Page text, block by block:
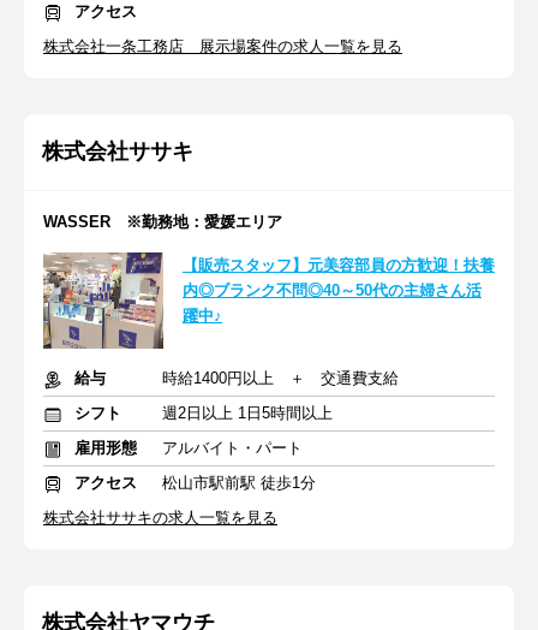
アクセス
株式会社一条工務店 展示場案件の求人一覧を見る
株式会社ササキ
WASSER ※勤務地：愛媛エリア
【販売スタッフ】元美容部員の方歓迎！扶養
内◎ブランク不問◎40～50代の主婦さん活
躍中♪
給与
時給1400円以上 ＋ 交通費支給
シフト
週2日以上 1日5時間以上
雇用形態
アルバイト・パート
アクセス
松山市駅前駅 徒歩1分
株式会社ササキの求人一覧を見る
株式会社ヤマウチ